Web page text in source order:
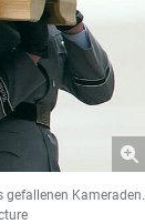
gefallenen Kameraden.